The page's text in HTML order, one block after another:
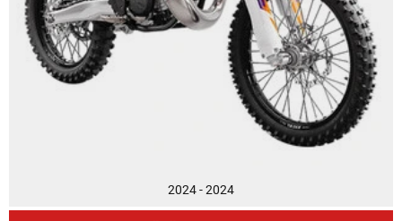
2024 - 2024